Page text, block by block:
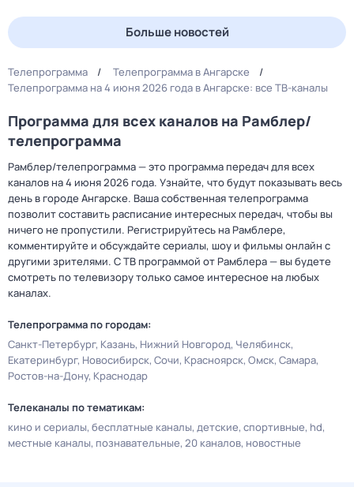
Больше новостей
Телепрограмма
Телепрограмма в Ангарске
Телепрограмма на 4 июня 2026 года в Ангарске: все ТВ-каналы
Программа для всех каналов на Рамблер/
телепрограмма
Рамблер/телепрограмма — это программа передач для всех
каналов на 4 июня 2026 года. Узнайте, что будут показывать весь
день в городе Ангарске. Ваша собственная телепрограмма
позволит составить расписание интересных передач, чтобы вы
ничего не пропустили. Регистрируйтесь на Рамблере,
комментируйте и обсуждайте сериалы, шоу и фильмы онлайн с
другими зрителями. С ТВ программой от Рамблера — вы будете
смотреть по телевизору только самое интересное на любых
каналах.
Телепрограмма по городам:
Санкт-Петербург Казань Нижний Новгород Челябинск
Екатеринбург Новосибирск Сочи Красноярск Омск Самара
Ростов-на-Дону Краснодар
Телеканалы по тематикам:
кино и сериалы бесплатные каналы детские спортивные hd
местные каналы познавательные 20 каналов новостные